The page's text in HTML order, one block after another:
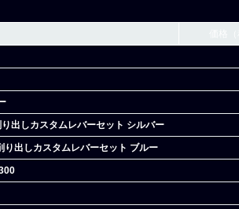
出しカスタムレバーセット シルバー
出しカスタムレバーセット ブルー